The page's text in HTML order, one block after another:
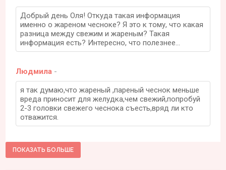
Добрый день Оля! Откуда такая информация
именно о жареном чесноке? Я это к тому, что какая
разница между свежим и жареным? Такая
информация есть? Интересно, что полезнее...
Людмила -
я так думаю,что жареный ,пареный чеснок меньше
вреда приносит для желудка,чем свежий,попробуй
2-3 головки свежего чеснока съесть,вряд ли кто
отважится.
ПОКАЗАТЬ БОЛЬШЕ